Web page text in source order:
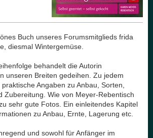
Buch unseres Forumsmitglieds frida
diesmal Wintergemüse.
behandelt die Autorin
unseren Breiten gedeihen. Zu jedem
Angaben zu Anbau, Sorten,
Zubereitung. Wie von Meyer-Rebentisch
sehr gute Fotos. Ein einleitendes Kapitel
zu Anbau, Ernte, Lagerung etc.
und sowohl für Anfänger im